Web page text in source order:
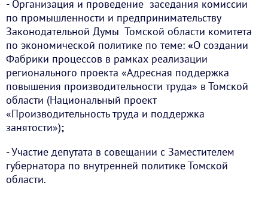
- Организация и проведение заседания комиссии
по промышленности и предпринимательству
Законодательной Думы Томской области комитета
по экономической политике по теме: «О создании
Фабрики процессов в рамках реализации
регионального проекта «Адресная поддержка
повышения производительности труда» в Томской
области (Национальный проект
«Производительность труда и поддержка
занятости»);
- Участие депутата в совещании с Заместителем
губернатора по внутренней политике Томской
области.